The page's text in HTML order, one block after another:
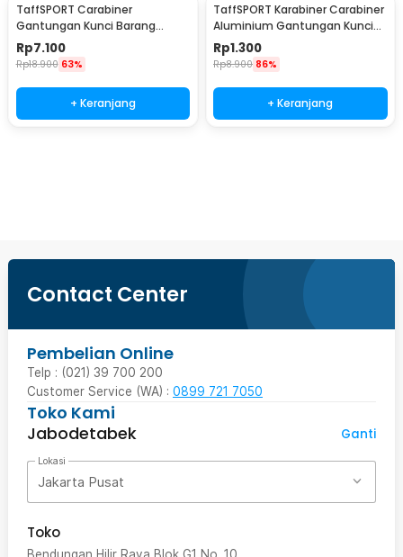
TaffSPORT Carabiner
Gantungan Kunci Barang
Stainless Steel Snap Hook -
AT32
Rp7.100
Rp18.900 63%
+ Keranjang
TaffSPORT Karabiner Carabiner
Aluminium Gantungan Kunci
EDC Outdoor 4.6cm - 698
Rp1.300
Rp8.900 86%
+ Keranjang
Contact Center
Pembelian Online
Telp : (021) 39 700 200
Customer Service (WA) : 0899 721 7050
Toko Kami
Jabodetabek
Ganti
Lokasi
Jakarta Pusat
Toko